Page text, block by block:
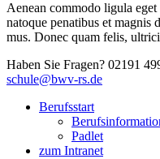
Aenean commodo ligula
natoque penatibus et magnis
mus. Donec quam felis,
Haben Sie Fragen? 02191
schule@bwv-rs.de
Berufsstart
Padlet
zum Intranet